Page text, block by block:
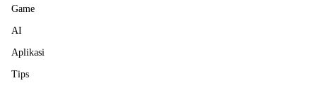
Game
AI
Aplikasi
Tips